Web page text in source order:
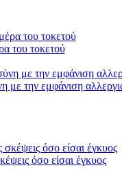
του τοκετού
την εμφάνιση
όσο είσαι έγκυος